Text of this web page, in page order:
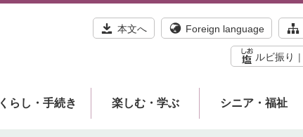
本文へ Foreign language
ルビ振り
くらし・手続き 楽しむ・学ぶ シニア・福祉